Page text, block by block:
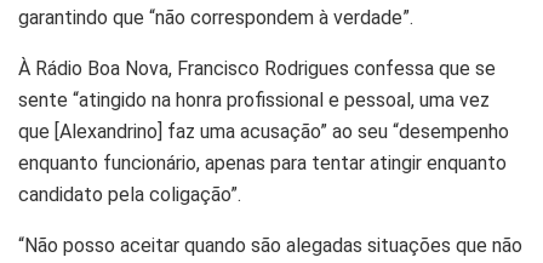
garantindo que “não correspondem à verdade”.
À Rádio Boa Nova, Francisco Rodrigues confessa que se
sente “atingido na honra profissional e pessoal, uma vez
que [Alexandrino] faz uma acusação” ao seu “desempenho
enquanto funcionário, apenas para tentar atingir enquanto
candidato pela coligação”.
“Não posso aceitar quando são alegadas situações que não